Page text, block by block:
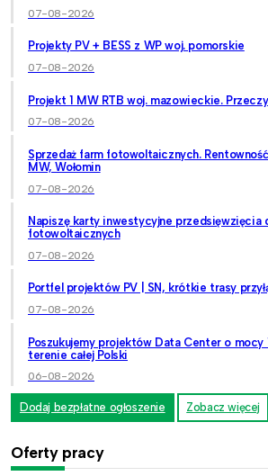
07-08-2026
Projekty PV + BESS z WP woj. pomorskie
07-08-2026
Projekt 1 MW RTB woj. mazowieckie.
07-08-2026
Sprzedaż farm fotowoltaicznych.
MW, Wołomin
07-08-2026
Napiszę karty inwestycyjne przedsięwzięcia
fotowoltaicznych
07-08-2026
Portfel projektów PV | SN, krótkie trasy
07-08-2026
Poszukujemy projektów Data Center o mocy
terenie całej Polski
06-08-2026
Dodaj bezpłatne ogłoszenie Zobacz więcej
Oferty pracy